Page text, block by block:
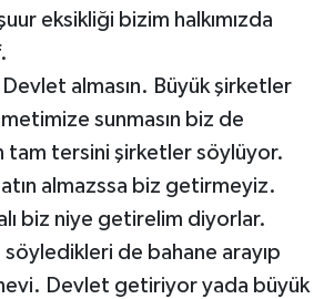
eksikliği bizim halkımızda
Devlet almasın. Büyük şirketler
sunmasın biz de
tam tersini şirketler söylüyor.
almazssa biz getirmeyiz.
biz niye getirelim diyorlar.
söyledikleri de bahane arayıp
nevi. Devlet getiriyor yada büyük